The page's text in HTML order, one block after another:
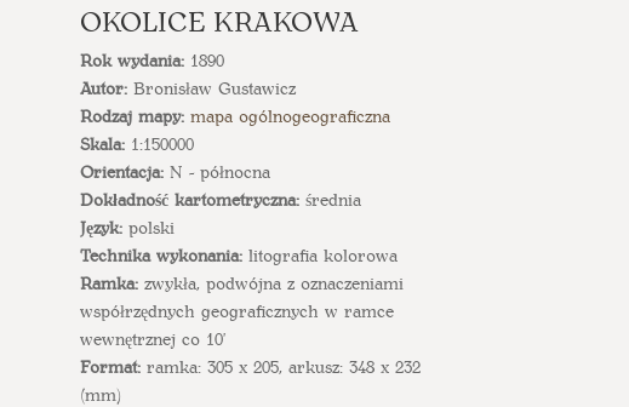
OKOLICE KRAKOWA
Rok wydania:1890
Autor:Bronisław Gustawicz
Rodzaj mapy: mapa ogólnogeograficzna
Skala:1:150000
Orientacja:N - północna
Dokładność kartometryczna:średnia
Język:polski
Technika wykonania:litografia kolorowa
Ramka:zwykła, podwójna z oznaczeniami
współrzędnych geograficznych w ramce
wewnętrznej co 10'
Format:ramka: 305 x 205, arkusz: 348 x 232
(mm)